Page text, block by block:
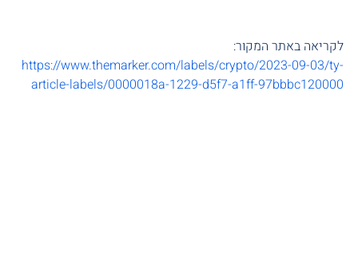
לקריאה באתר המקור:
https://www.themarker.com/labels/crypto/2023-09-03/ty-
article-labels/0000018a-1229-d5f7-a1ff-97bbbc120000